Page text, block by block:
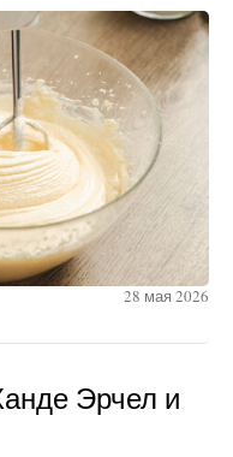
28 мая 2026
Эрчел и